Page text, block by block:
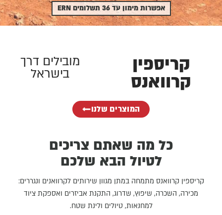
אפשרות מימון עד 36 תשלומים ERN
קריספין
קרוואנס
מובילים דרך
בישראל
המוצרים שלנו
כל מה שאתם צריכים
לטיול הבא שלכם
קריספין קרוואנס מתמחה במתן מגוון שירותים לקרוואנים ונגררים:
מכירה, השכרה, שיפוץ, שדרוג, התקנת אביזרים ואספקת ציוד
למחנאות, טיולים ולינת שטח.